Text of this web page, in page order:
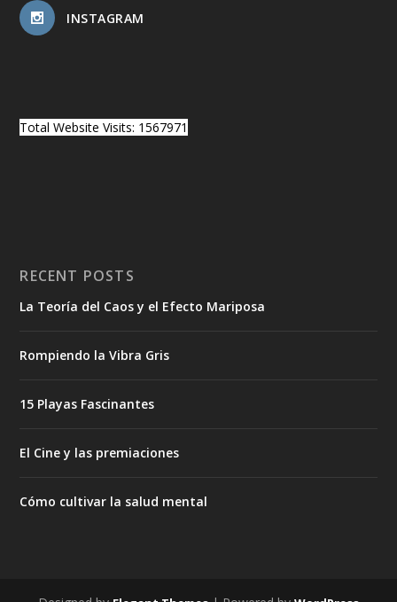
INSTAGRAM
Total Website Visits: 1567971
RECENT POSTS
La Teoría del Caos y el Efecto Mariposa
Rompiendo la Vibra Gris
15 Playas Fascinantes
El Cine y las premiaciones
Cómo cultivar la salud mental